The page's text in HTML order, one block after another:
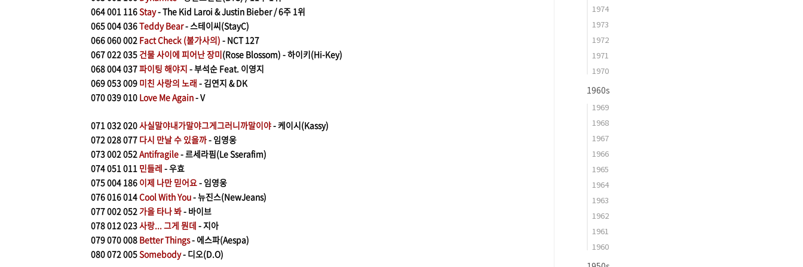
064001 116Stay- The Kid Laroi & Justin Bieber / 6주 1위
065004 036Teddy Bear- 스테이씨(StayC)
066060 002 Fact Check (불가사의) - NCT 127
067022 035 건물 사이에 피어난 장미(Rose Blossom) - 하이키(Hi-Key)
068004 037파이팅 해야지 - 부석순 Feat. 이영지
069053 009 미친 사랑의 노래 - 김연지 & DK
070039 010 Love Me Again- V
071032 020사실말야내가말야그게그러니까말이야- 케이시(Kassy)
072028 077 다시 만날 수 있을까- 임영웅
073002 052Antifragile- 르세라핌(Le Sserafim)
074051 011 민들레 - 우효
075004 186 이제 나만 믿어요- 임영웅
076016 014Cool With You- 뉴진스(NewJeans)
077002 052 가을 타나 봐- 바이브
078012023사랑... 그게 뭔데 - 지아
079070008 Better Things- 에스파(Aespa)
080072 005Somebody- 디오(D.O)
1974
1973
1972
1971
1970
1960s
1969
1968
1967
1966
1965
1964
1963
1962
1961
1960